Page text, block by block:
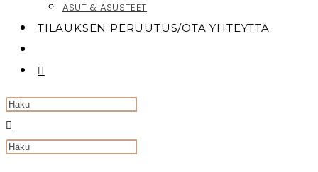
ASUT & ASUSTEET
TILAUKSEN PERUUTUS/OTA YHTEYTTÄ
TOGGLE
WEBSITE
Search